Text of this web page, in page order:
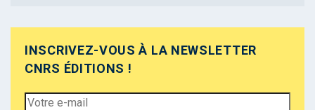
INSCRIVEZ-VOUS À LA NEWSLETTER
CNRS ÉDITIONS !